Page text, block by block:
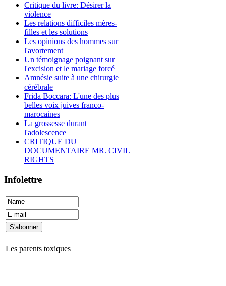
Critique du livre: Désirer la
violence
Les relations difficiles mères-
filles et les solutions
Les opinions des hommes sur
l'avortement
Un témoignage poignant sur
l'excision et le mariage forcé
Amnésie suite à une chirurgie
cérébrale
Frida Boccara: L'une des plus
belles voix juives franco-
marocaines
La grossesse durant
l'adolescence
CRITIQUE DU
DOCUMENTAIRE MR. CIVIL
RIGHTS
Infolettre
Les parents toxiques